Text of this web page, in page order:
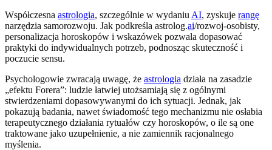
Współczesna astrologia, szczególnie w wydaniu AI, zyskuje rangę
narzędzia samorozwoju. Jak podkreśla astrolog.ai/rozwoj-osobisty,
personalizacja horoskopów i wskazówek pozwala dopasować
praktyki do indywidualnych potrzeb, podnosząc skuteczność i
poczucie sensu.
Psychologowie zwracają uwagę, że astrologia działa na zasadzie
„efektu Forera”: ludzie łatwiej utożsamiają się z ogólnymi
stwierdzeniami dopasowywanymi do ich sytuacji. Jednak, jak
pokazują badania, nawet świadomość tego mechanizmu nie osłabia
terapeutycznego działania rytuałów czy horoskopów, o ile są one
traktowane jako uzupełnienie, a nie zamiennik racjonalnego
myślenia.